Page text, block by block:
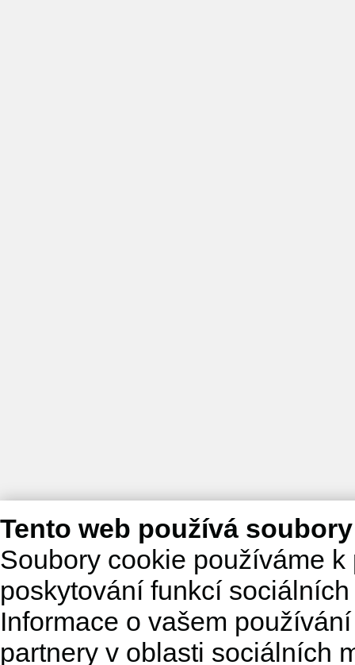
Tento web používá
Soubory cookie používáme
poskytování funkcí
Informace o vašem
partnery v oblasti sociálních